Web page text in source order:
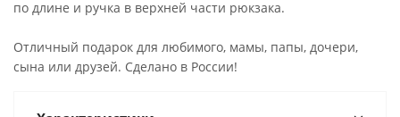
по длине и ручка в верхней части рюкзака.
Отличный подарок для любимого, мамы, папы, дочери,
сына или друзей. Сделано в России!